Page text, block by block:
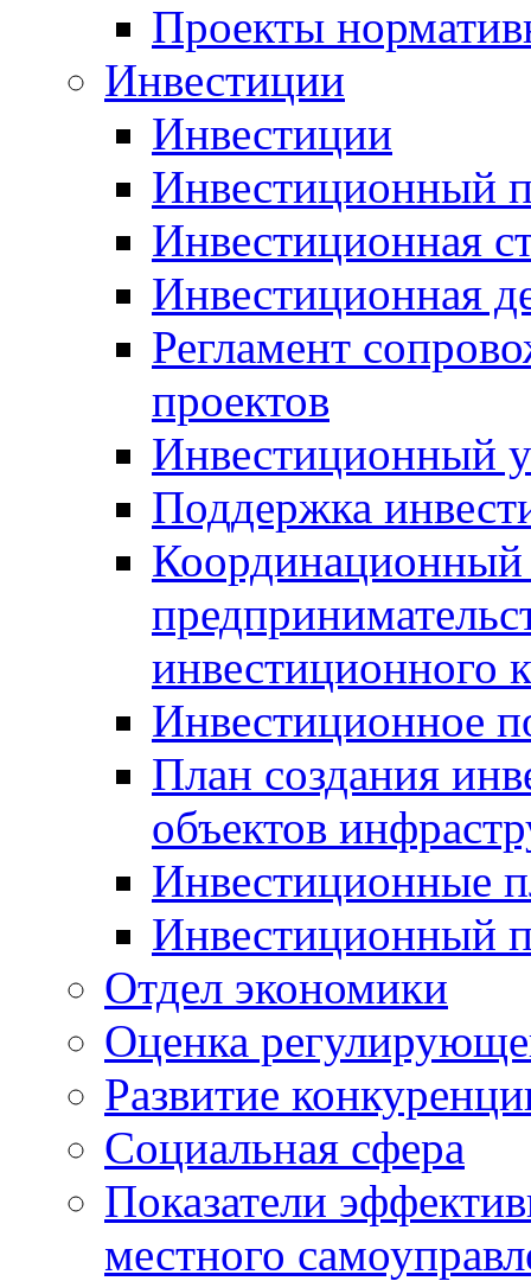
Проекты
Инвестиции
Инвестиции
Инвестиционный
Инвестиционная
Инвестиционная
Регламент
проектов
Инвестиционный
Поддержка
Координационный
инвестиционного
Инвестиционное
План создания
объектов
Инвестиционные
Инвестиционный
Отдел экономики
Оценка
Развитие
Социальная сфера
Показатели
местного